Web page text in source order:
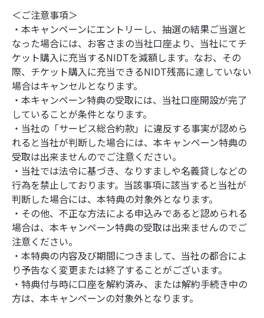
＜ご注意事項＞
・本キャンペーンにエントリーし、抽選の結果ご当選と
なった場合には、お客さまの当社口座より、当社にてチ
ケット購入に充当するNIDTを減額します。なお、その
際、チケット購入に充当できるNIDT残高に達していない
場合はキャンセルとなります。
・本キャンペーン特典の受取には、当社口座開設が完了
していることが条件となります。
・当社の「サービス総合約款」に違反する事実が認めら
れると当社が判断した場合には、本キャンペーン特典の
受取は出来ませんのでご注意ください。
・当社では法令に基づき、なりすましや名義貸しなどの
行為を禁止しております。当該事項に該当すると当社が
判断した場合には、本特典の対象外となります。
・その他、不正な方法による申込みであると認められる
場合は、本キャンペーン特典の受取は出来ませんのでご
注意ください。
・本特典の内容及び期間につきまして、当社の都合によ
り予告なく変更または終了することがございます。
・特典付与時に口座を解約済み、または解約手続き中の
方は、本キャンペーンの対象外となります。